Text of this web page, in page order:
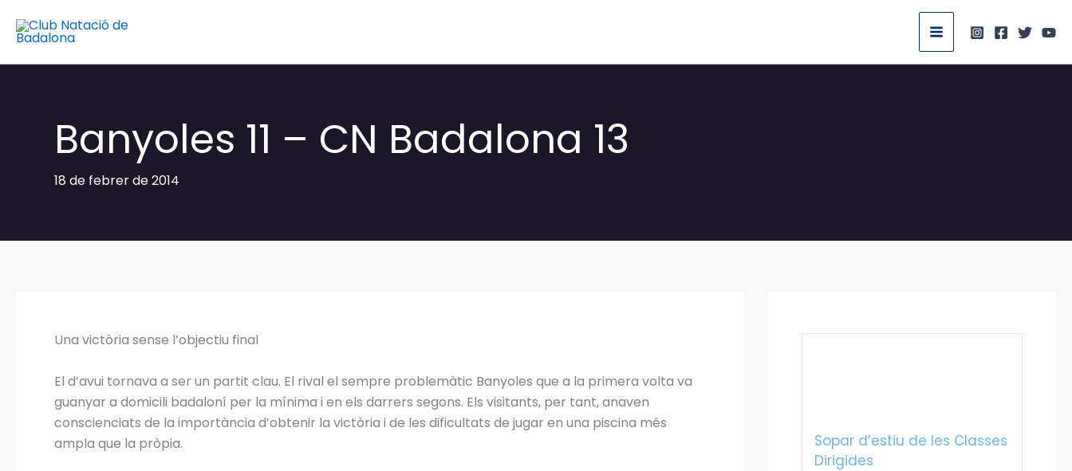
Banyoles 11 – CN Badalona 13
18 de febrer de 2014
Una victòria sense l’objectiu final
El d’avui tornava a ser un partit clau. El rival el sempre problemàtic Banyoles que a la primera volta va
guanyar a domicili badaloní per la mínima i en els darrers segons. Els visitants, per tant, anaven
conscienciats de la importància d’obtenir la victòria i de les dificultats de jugar en una piscina més
ampla que la pròpia.
Sopar d’estiu de les Classes
Dirigides